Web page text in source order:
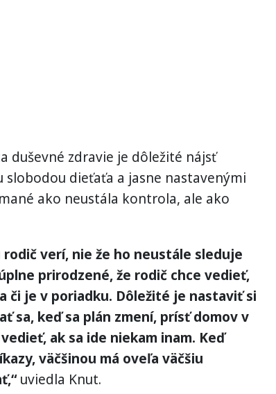
duševné zdravie je dôležité nájsť
dieťaťa a jasne nastavenými
ako neustála kontrola, ale ako
verí, nie že ho neustále sleduje
prirodzené, že rodič chce vedieť,
či je v poriadku. Dôležité je nastaviť si
sa, keď sa plán zmení, prísť domov v
ak sa ide niekam inam. Keď
väčšinou má oveľa väčšiu
uviedla Knut.